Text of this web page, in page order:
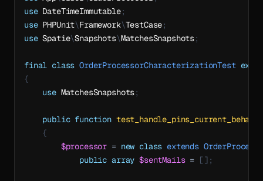
use DateTimeImmutable;
use PHPUnit\Framework\TestCase;
use Spatie\Snapshots\MatchesSnapshots;
final class OrderProcessorCharacterizationTest
{
use MatchesSnapshots;
public function
{
$processor = new class extends
public array $sentMails = [ ] ;